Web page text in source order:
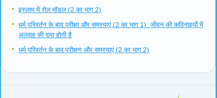
इस्लाम में रोल मॉडल (2 का भाग 2)
धर्म परिवर्तन के बाद परीक्षा और समस्याएं (2 का भाग 1): जीवन की कठिनाइयों में
अल्लाह की दया होती है
धर्म परिवर्तन के बाद परीक्षण और समस्याएं (2 का भाग 2)